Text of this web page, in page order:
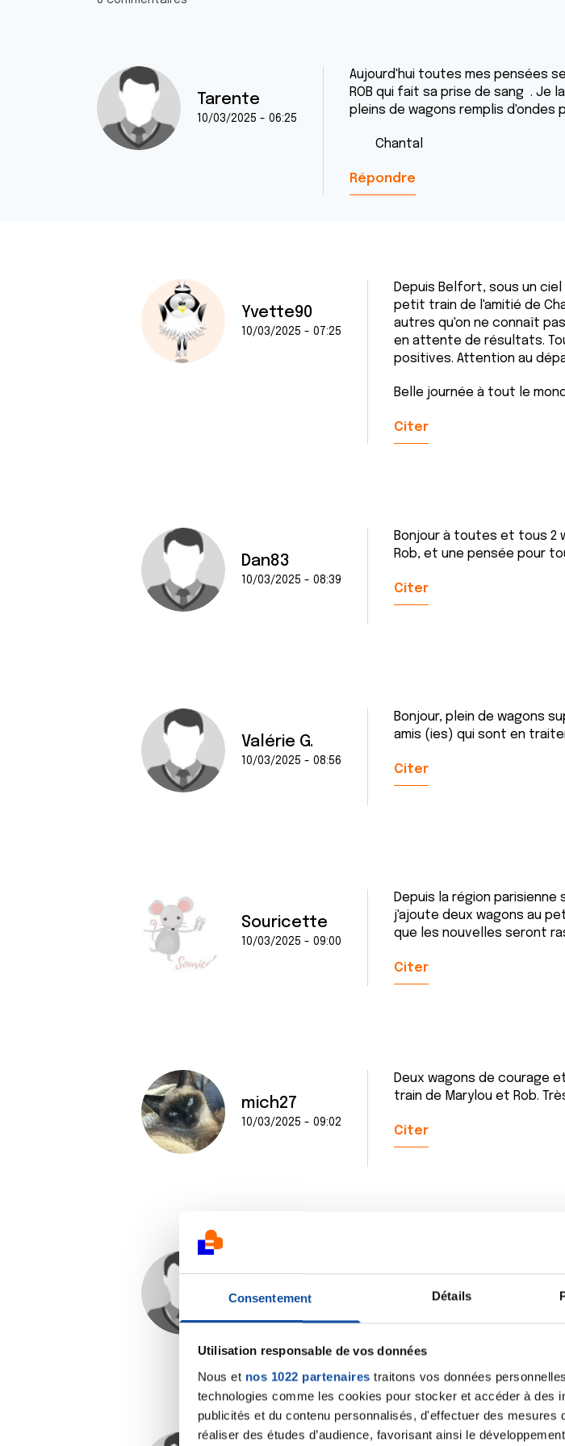
Consentement Détails
Utilisation responsable de vos données
Nous et nos 1022 partenaires traitons vos données
technologies comme les cookies pour stocker et accéder à des
publicités et du contenu personnalisés, d'effectuer des mesures
réaliser des études d’audience, favorisant ainsi le
Tarente
10/03/2025 - 06:25
Aujourd'hui toutes mes pensées
ROB qui fait sa prise de sang .
pleins de wagons remplis d'ondes
Chantal
Répondre
Yvette90
10/03/2025 - 07:25
Depuis Belfort, sous un
petit train de l'amitié de
autres qu'on ne connaît
en attente de résultats.
positives. Attention au
Belle journée à tout le
Citer
Dan83
10/03/2025 - 08:39
Bonjour à toutes et tous 2
Rob, et une pensée pour
Citer
Valérie G.
10/03/2025 - 08:56
Bonjour, plein de wagons
amis (ies) qui sont en
Citer
Souricette
10/03/2025 - 09:00
Depuis la région
j'ajoute deux wagons au
que les nouvelles seront
Citer
mich27
10/03/2025 - 09:02
Deux wagons de courage
train de Marylou et Rob.
Citer
10/03/2025 - 19:18
Merci a vous tous pour
pour ce soir , maintenant
a tout le monde ....
Merci à vous pour vos